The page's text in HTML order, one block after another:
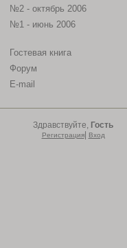
№2 - октябрь 2006
№1 - июнь 2006
Гостевая книга
Форум
E-mail
Здравствуйте, Гость
Регистрация| Вход